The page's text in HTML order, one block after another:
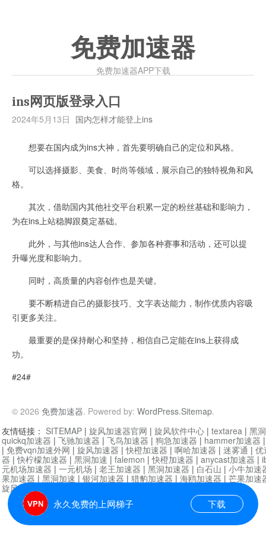
免费加速器
免费加速器APP下载
ins网页版登录入口
2024年5月13日 国内怎样才能登上ins
想要在国内成为ins大神，首先要明确自己的定位和风格。
可以选择摄影、美食、时尚等领域，展示自己的独特视角和风
格。
其次，借助国内其他社交平台积累一定的粉丝基础和影响力，
为在ins上站稳脚跟奠定基础。
此外，与其他ins达人合作、参加各种赛事和活动，还可以提
升曝光度和影响力。
同时，高质量的内容创作也是关键。
要不断精进自己的摄影技巧、文字表达能力，制作优质内容吸
引更多关注。
最重要的是保持耐心和坚持，相信自己定能在ins上获得成
功。
#24#
© 2026 免费加速器. Powered by: WordPress.Sitemap.
永久免费的上网梯子 下载
友情链接： SITEMAP | 旋风加速器官网 | 旋风软件中心 | textarea | 黑
quickq加速器 | 飞驰加速器 | 飞鸟加速器 | 狗急加速器 | hammer加速器
| 免费vqn加速外网 | 旋风加速器 |快橙加速器 | 啊哈加速器 | 迷雾通 | 优
器 |快柠檬加速器 | 黑洞加速 | falemon |快橙加速器 | anycast加速器 |
元机场加速器 | 一元机场 | 老王加速器 | 黑洞加速器 | 白石山 | 小牛加速
果加速器 | 黑洞加速 | 银河加速器 | 猎豹加速器 | 海鸥加速器 | 芒果加速
旋风加速器度器